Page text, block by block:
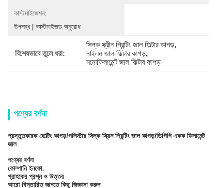
কাস্টমাইজেশন:
উপলব্ধ | কাস্টমাইজড অনুরোধ
বিশেষভাবে তুলে ধরা:
সিল্ক স্ক্রীন প্রিন্টিং জাল ফিল্টার কাপড়,
নাইলন জাল ফিল্টার কাপড়,
মনোফিলামেন্ট জাল ফিল্টার কাপড়
পণ্যের বর্ণনা
প্রস্তুতকারক বোল্টিং কাপড়/পলিস্টার সিল্ক স্ক্রিন প্রিন্টিং জাল কাপড়/ডিপিপি একক ফিলামেন্ট
জাল
পণ্যের বর্ণনা
কোম্পানি ইনফো.
গ্রাহকের প্রশ্ন ও উত্তর
আরো বিস্তারিত জানতে কিছু জিজ্ঞাসা করুন